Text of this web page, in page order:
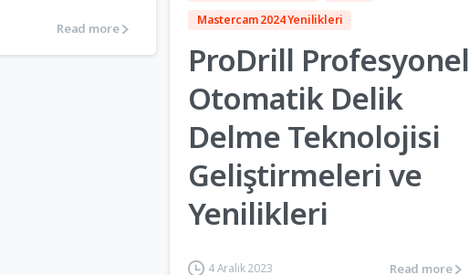
Read more
Mastercam 2024 Yenilikleri
ProDrill Profesyonel
Otomatik Delik
Delme Teknolojisi
Geliştirmeleri ve
Yenilikleri
4 Aralık 2023 Read more